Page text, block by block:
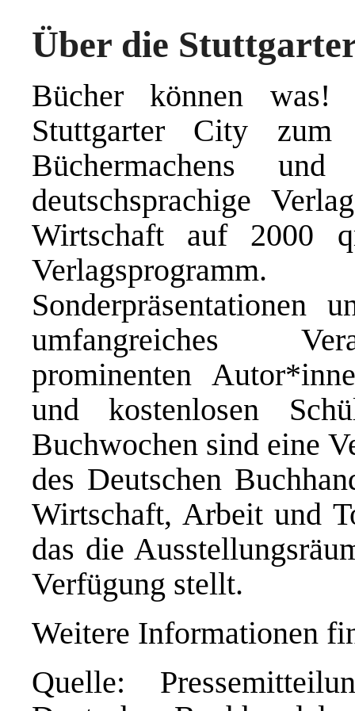
Über die
Bücher können
Stuttgarter City
Büchermachens
deutschsprachige
Wirtschaft auf 2000
Sonderpräsentationen
umfangreiches
prominenten
und kostenlosen
Buchwochen sind eine
des Deutschen
Wirtschaft, Arbeit und
das die
Verfügung stellt.
Weitere Informationen
Quelle: